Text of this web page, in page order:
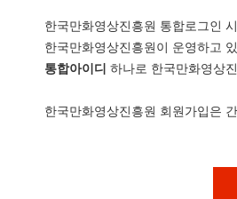
한국만화영상진흥원 통합로그인
한국만화영상진흥원이 운영하고
통합아이디 하나로 한국만화영상
한국만화영상진흥원 회원가입은